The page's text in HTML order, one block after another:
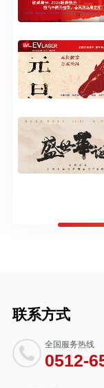
联系方式
全国服务热线
0512-